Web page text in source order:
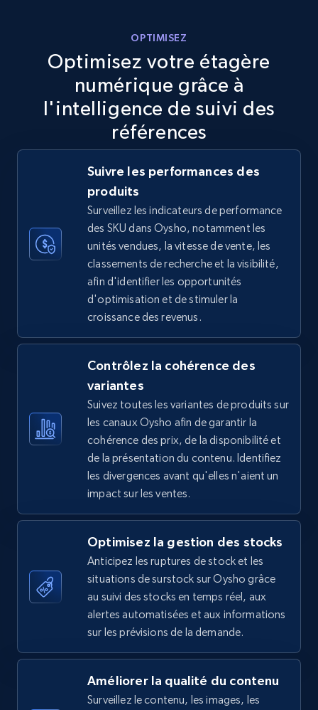
TikTok Shop
URL, Title, Available, Description, Currency, Initial
668+
TikTok Shop - category
URL, Title, Available, Description, Currency, Initial
price, Final price, Discount percent, and more.
5.4K+ 668+ Commencer
TikTok Shop - Collect TikTok shop products
by keywords search
URL, Title, Available, Description, Currency, Initial
price, Final price, Discount percent, and more.
TikTok Shop - discover records by shop url
URL, Title, Available, Description, Currency, Initial
price, Final price, Discount percent, and more.
OPTIMISEZ
Optimisez votre étagère
numérique grâce à
l'intelligence de suivi des
références
Suivre les performances des
produits
Surveillez les indicateurs de performance
des SKU dans Oysho, notamment les
unités vendues, la vitesse de vente, les
classements de recherche et la visibilité,
afin d'identifier les opportunités
d'optimisation et de stimuler la
croissance des revenus.
Contrôlez la cohérence des
variantes
Suivez toutes les variantes de produits sur
les canaux Oysho afin de garantir la
cohérence des prix, de la disponibilité et
de la présentation du contenu. Identifiez
les divergences avant qu'elles n'aient un
impact sur les ventes.
Optimisez la gestion des stocks
Anticipez les ruptures de stock et les
situations de surstock sur Oysho grâce
au suivi des stocks en temps réel, aux
alertes automatisées et aux informations
sur les prévisions de la demande.
Améliorer la qualité du contenu
Surveillez le contenu, les images, les